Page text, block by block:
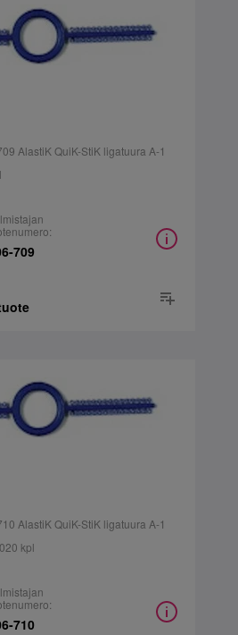
AlastiK QuiK-StiK ligatuura A-1
709
AlastiK QuiK-StiK ligatuura A-1
kpl
710